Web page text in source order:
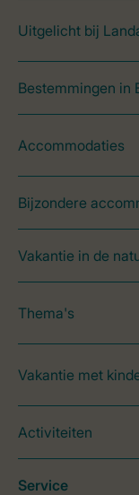
Uitgelicht bij
Bestemmingen in
Accommodaties
Bijzondere
Vakantie in de
Thema's
Vakantie met
Activiteiten
Service